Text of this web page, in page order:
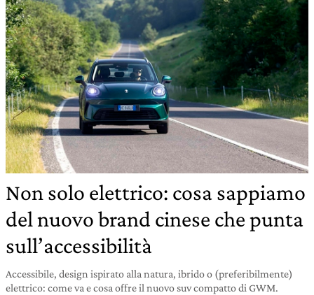
Non solo elettrico: cosa sappiamo
del nuovo brand cinese che punta
sull’accessibilità
Accessibile, design ispirato alla natura, ibrido o (preferibilmente)
elettrico: come va e cosa offre il nuovo suv compatto di GWM.